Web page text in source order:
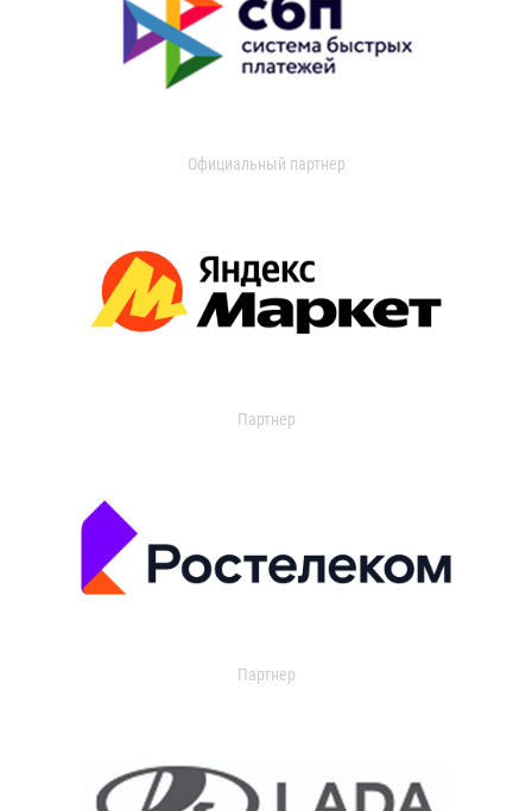
Официальный партнер
Партнер
Партнер